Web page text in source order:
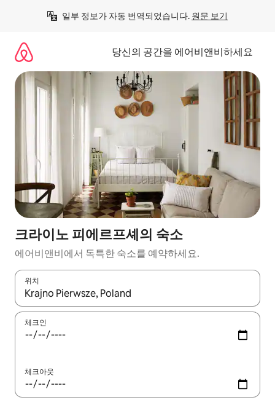
일부 정보가 자동 번역되었습니다. 원문 보기
당신의 공간을 에어비앤비하세요
크라이노 피에르프셰의 숙소
에어비앤비에서 독특한 숙소를 예약하세요.
위치
결과가 나오면 위·아래 화살표 키를 사용하거나 터치 또는 스와이
체크인
체크아웃